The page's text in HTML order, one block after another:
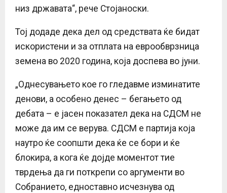
низ државата“, рече Стојаноски.
Тој додаде дека дел од средствата ќе бидат
искористени и за отплата на еврообврзница
земена во 2020 година, која доспева во јуни.
„Однесувањето кое го гледавме изминатите
денови, а особено денес – бегањето од
дебата – е јасен показател дека на СДСМ не
може да им се верува. СДСМ е партија која
наутро ќе соопшти дека ќе се бори и ќе
блокира, а кога ќе дојде моментот тие
тврдења да ги поткрепи со аргументи во
Собранието, едноставно исчезнува од